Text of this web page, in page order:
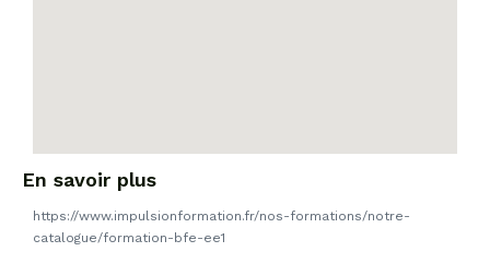
En savoir plus
https://www.impulsionformation.fr/nos-formations/notre-
catalogue/formation-bfe-ee1